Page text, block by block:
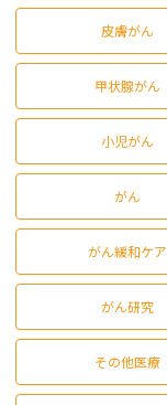
皮膚がん
甲状腺がん
小児がん
がん
がん緩和ケア
がん研究
その他医療